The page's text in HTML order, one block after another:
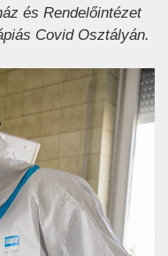
és Rendelőintézet
Covid Osztályán.